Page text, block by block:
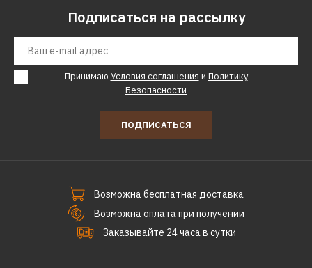
Подписаться на рассылку
Принимаю Условия соглашения и Политику
Безопасности
ПОДПИСАТЬСЯ
Возможна бесплатная доставка
Возможна оплата при получении
Заказывайте 24 часа в сутки